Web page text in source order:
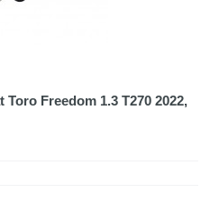
Freedom 1.3 T270 2022,